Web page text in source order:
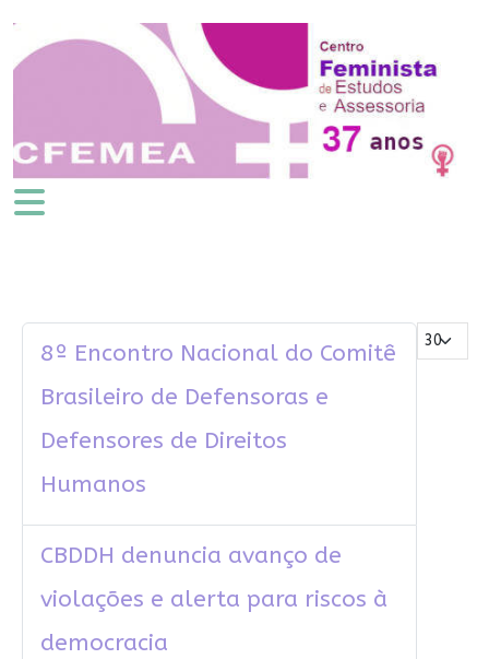
Mostrar #
8º Encontro Nacional do Comitê
Brasileiro de Defensoras e
Defensores de Direitos
Humanos
CBDDH denuncia avanço de
violações e alerta para riscos à
democracia